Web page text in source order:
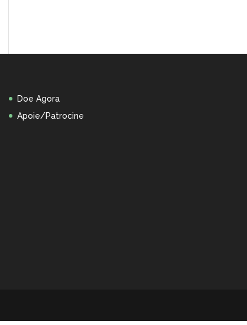
Doe Agora
Apoie/Patrocine